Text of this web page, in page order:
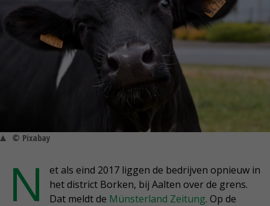
© Pixabay
N
et als eind 2017 liggen de bedrijven opnieuw in
het district Borken, bij Aalten over de grens.
Dat meldt de Münsterland Zeitung. Op de